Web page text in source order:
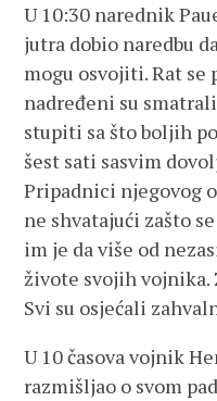
U 10:30 narednik
jutra dobio naredbu
mogu osvojiti. Rat se
nadređeni su
stupiti sa što boljih
šest sati sasvim
Pripadnici njegovog
ne shvatajući zašto
im je da više od
živote svojih vojnika.
Svi su osjećali
U 10 časova vojnik
razmišljao o svom